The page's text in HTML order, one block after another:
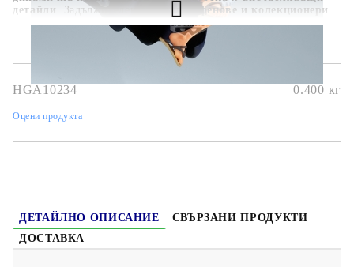
детайли . Задължителен артикул зафенове и колекционери
HGA10234 0.400 кг
Оцени продукта
ДЕТАЙЛНО ОПИСАНИЕ
СВЪРЗАНИ ПРОДУКТИ
ДОСТАВКА